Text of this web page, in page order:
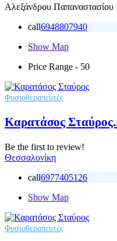
Αλεξάνδρου
call6948807940
Show Map
Price Range - 50
Φυσιοθεραπευτές
Καρατάσος
Be the first to review!
Θεσσαλονίκη
call6977405126
Show Map
Φυσιοθεραπευτές